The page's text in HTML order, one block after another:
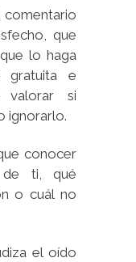
que
lo haga
gratuita e
valorar si
ignorarlo.
conocer
de ti, qué
o cuál no
el oído